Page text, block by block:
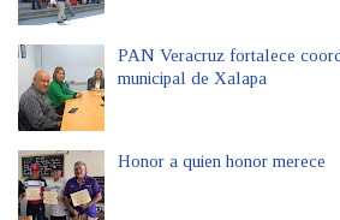
PAN Veracruz fortalece
municipal de Xalapa
Honor a quien honor merece